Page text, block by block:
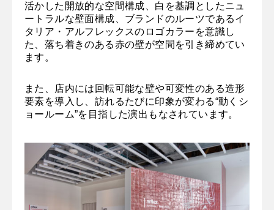
活かした開放的な空間構成、白を基調としたニュ
ートラルな壁面構成、ブランドのルーツであるイ
タリア・アルフレックスのロゴカラーを意識し
た、落ち着きのある赤の壁が空間を引き締めてい
ます。
また、店内には回転可能な壁や可変性のある造形
要素を導入し、訪れるたびに印象が変わる“動くシ
ョールーム”を目指した演出もなされています。